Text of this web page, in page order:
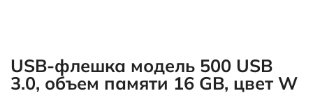
USB-флешка модель 500 USB
3.0, объем памяти 16 GB, цвет W